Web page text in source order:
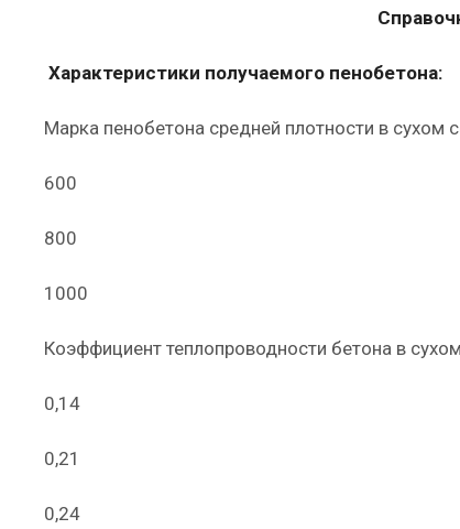
Характеристики получаемого пенобетона:
Марка пенобетона средней плотности в сухом
600
800
1000
Коэффициент теплопроводности бетона в
0,14
0,21
0,24